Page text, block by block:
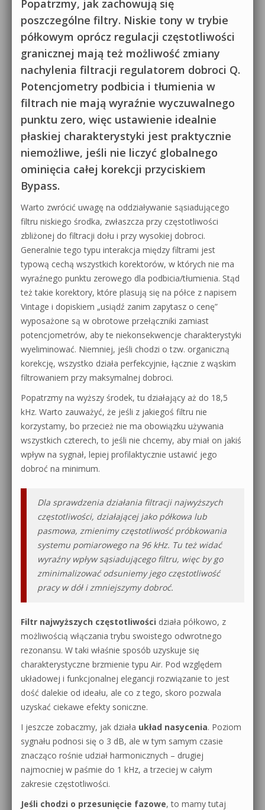
Popatrzmy, jak zachowują się
poszczególne filtry. Niskie tony w trybie
półkowym oprócz regulacji częstotliwości
granicznej mają też możliwość zmiany
nachylenia filtracji regulatorem dobroci Q.
Potencjometry podbicia i tłumienia w
filtrach nie mają wyraźnie wyczuwalnego
punktu zero, więc ustawienie idealnie
płaskiej charakterystyki jest praktycznie
niemożliwe, jeśli nie liczyć globalnego
ominięcia całej korekcji przyciskiem
Bypass.
Warto zwrócić uwagę na oddziaływanie sąsiadującego
filtru niskiego środka, zwłaszcza przy częstotliwości
zbliżonej do filtracji dołu i przy wysokiej dobroci.
Generalnie tego typu interakcja między filtrami jest
typową cechą wszystkich korektorów, w których nie ma
wyraźnego punktu zerowego dla podbicia/tłumienia. Stąd
też takie korektory, które plasują się na półce z napisem
Vintage i dopiskiem „usiądź zanim zapytasz o cenę”
wyposażone są w obrotowe przełączniki zamiast
potencjometrów, aby te niekonsekwencje charakterystyki
wyeliminować. Niemniej, jeśli chodzi o tzw. organiczną
korekcję, wszystko działa perfekcyjnie, łącznie z wąskim
filtrowaniem przy maksymalnej dobroci.
Popatrzmy na wyższy środek, tu działający aż do 18,5
kHz. Warto zauważyć, że jeśli z jakiegoś filtru nie
korzystamy, bo przecież nie ma obowiązku używania
wszystkich czterech, to jeśli nie chcemy, aby miał on jakiś
wpływ na sygnał, lepiej profilaktycznie ustawić jego
dobroć na minimum.
Dla sprawdzenia działania filtracji najwyższych
częstotliwości, działającej jako półkowa lub
pasmowa, zmienimy częstotliwość próbkowania
systemu pomiarowego na 96 kHz. Tu też widać
wyraźny wpływ sąsiadującego filtru, więc by go
zminimalizować odsuniemy jego częstotliwość
pracy w dół i zmniejszymy dobroć.
Filtr najwyższych częstotliwości działa półkowo, z
możliwością włączania trybu swoistego odwrotnego
rezonansu. W taki właśnie sposób uzyskuje się
charakterystyczne brzmienie typu Air. Pod względem
układowej i funkcjonalnej elegancji rozwiązanie to jest
dość dalekie od ideału, ale co z tego, skoro pozwala
uzyskać ciekawe efekty soniczne.
I jeszcze zobaczmy, jak działa układ nasycenia. Poziom
sygnału podnosi się o 3 dB, ale w tym samym czasie
znacząco rośnie udział harmonicznych – drugiej
najmocniej w paśmie do 1 kHz, a trzeciej w całym
zakresie częstotliwości.
Jeśli chodzi o przesunięcie fazowe, to mamy tutaj